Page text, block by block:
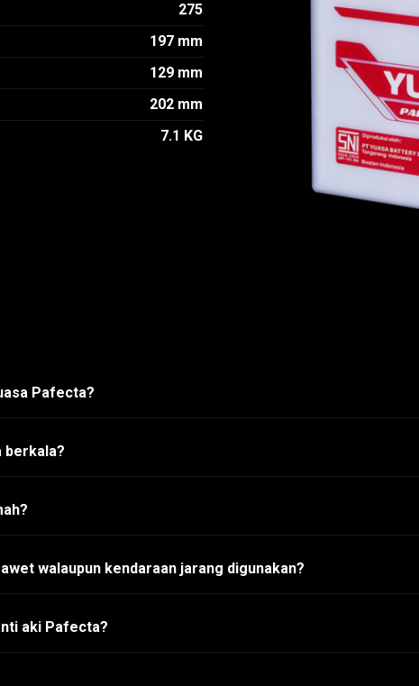
275
197 mm
129 mm
202 mm
7.1 KG
Pafecta?
berkala?
walaupun kendaraan jarang digunakan?
aki Pafecta?